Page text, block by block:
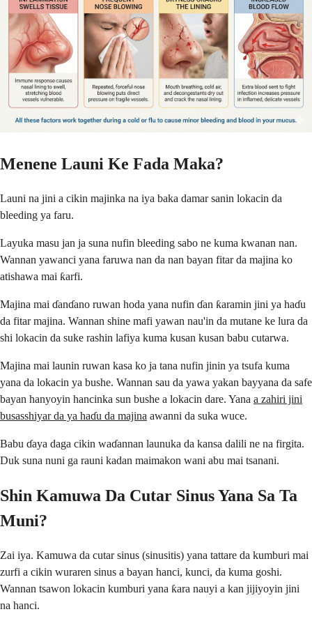
Menene Launi Ke Fada Maka?
Launi na jini a cikin majinka na iya baka damar sanin lokacin da
bleeding ya faru.
Layuka masu jan ja suna nufin bleeding sabo ne kuma kwanan nan.
Wannan yawanci yana faruwa nan da nan bayan fitar da majina ko
atishawa mai ƙarfi.
Majina mai ɗanɗano ruwan hoda yana nufin ɗan ƙaramin jini ya haɗu
da fitar majina. Wannan shine mafi yawan nau'in da mutane ke lura da
shi lokacin da suke rashin lafiya kuma kusan kusan babu cutarwa.
Majina mai launin ruwan kasa ko ja tana nufin jinin ya tsufa kuma
yana da lokacin ya bushe. Wannan sau da yawa yakan bayyana da safe
bayan hanyoyin hancinka sun bushe a lokacin dare. Yana a zahiri jini
busasshiyar da ya haɗu da majina awanni da suka wuce.
Babu ɗaya daga cikin waɗannan launuka da kansa dalili ne na firgita.
Duk suna nuni ga rauni kadan maimakon wani abu mai tsanani.
Shin Kamuwa Da Cutar Sinus Yana Sa Ta
Muni?
Zai iya. Kamuwa da cutar sinus (sinusitis) yana tattare da kumburi mai
zurfi a cikin wuraren sinus a bayan hanci, kunci, da kuma goshi.
Wannan tsawon lokacin kumburi yana ƙara nauyi a kan jijiyoyin jini
na hanci.